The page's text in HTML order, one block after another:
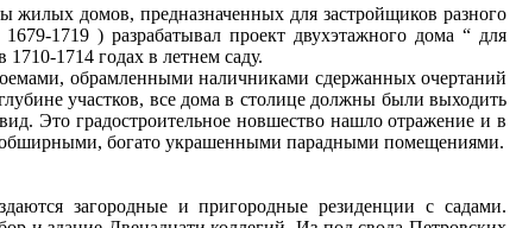
жилых домов, предназначенных для застройщиков разного
1719 ) разрабатывал проект двухэтажного дома “ для
1714 годах в летнем саду.
обрамленными наличниками сдержанных очертаний
участков, все дома в столице должны были выходить
Это градостроительное новшество нашло отражение и в
обширными, богато украшенными парадными помещениями.
загородные и пригородные резиденции с садами.